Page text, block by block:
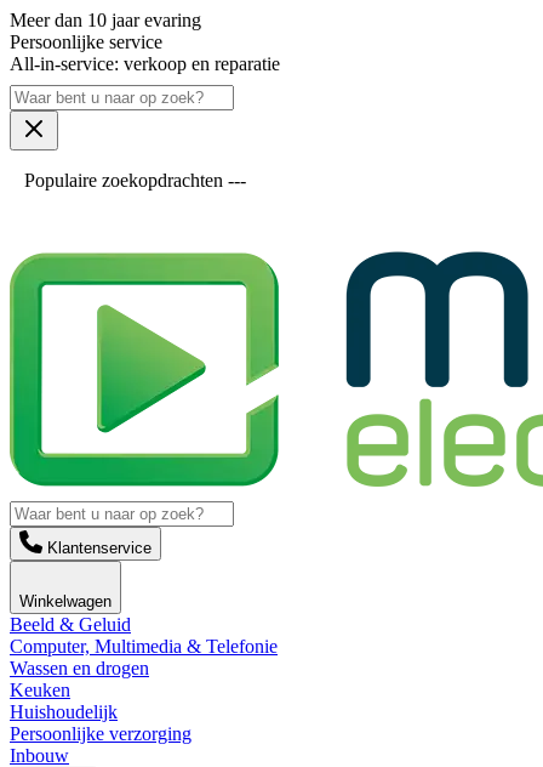
Meer dan 10 jaar evaring
Persoonlijke service
All-in-service: verkoop en reparatie
Populaire zoekopdrachten ---
Klantenservice
Winkelwagen
Beeld & Geluid
Computer, Multimedia & Telefonie
Wassen en drogen
Keuken
Huishoudelijk
Persoonlijke verzorging
Inbouw